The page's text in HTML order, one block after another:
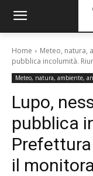
Home Meteo, natura,
pubblica incolumità.
Meteo, natura, ambiente,
Lupo,
pubblica
il